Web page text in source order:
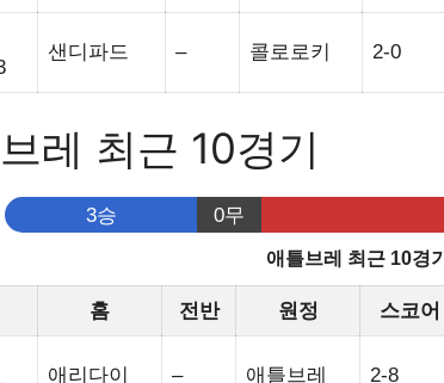
샌디파드 – 콜로로키 2-0
레 최근 10경기
3승 0무
애틀브레 최근 10경기
홈 전반 원정 스코어
애리다이 – 애틀브레 2-8